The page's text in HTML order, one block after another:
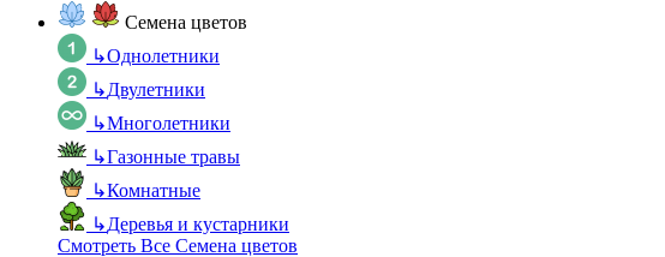
Семена цветов
↳Однолетники
↳Двулетники
↳Многолетники
↳Газонные травы
↳Комнатные
↳Деревья и кустарники
Смотреть Все Семена цветов